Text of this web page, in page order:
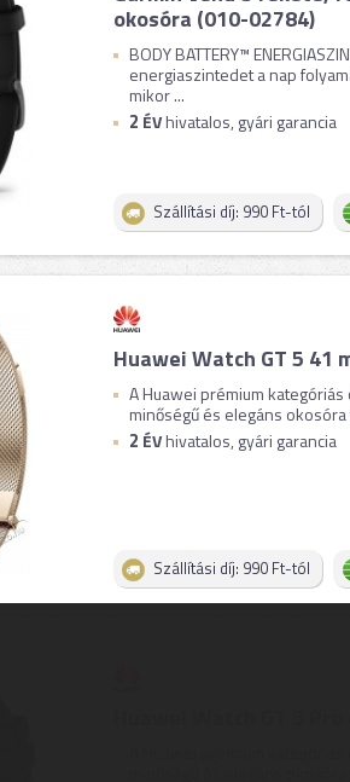
okosóra (010-02784)
BODY BATTERY™
energiaszintedet a nap
mikor ...
2 ÉVhivatalos, gyári garancia
Szállítási díj: 990 Ft-tól
Huawei Watch GT 5 41
A Huawei prémium
minőségű és elegáns
2 ÉVhivatalos, gyári garancia
Szállítási díj: 990 Ft-tól